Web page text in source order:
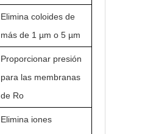
Elimina coloides de
más de 1 µm o 5 µm
Proporcionar presión
para las membranas
de Ro
Elimina iones